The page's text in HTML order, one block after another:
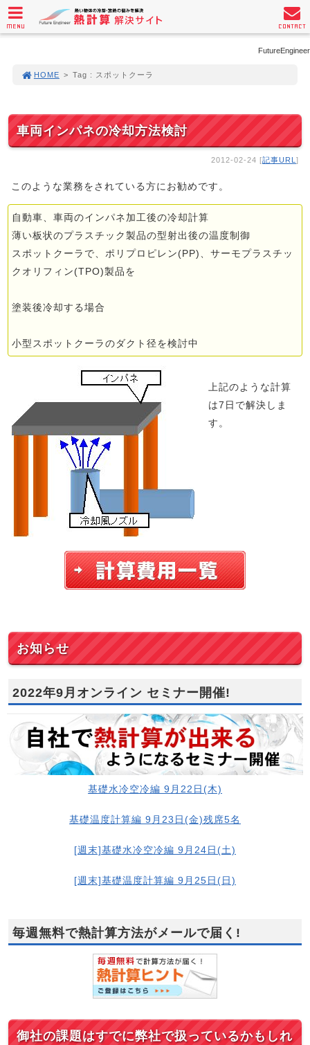
FutureEngineer
HOME > Tag : スポットクーラ
車両インパネの冷却方法検討
2012-02-24 [記事URL ]
このような業務をされている方にお勧めです。
自動車、車両のインパネ加工後の冷却計算
薄い板状のプラスチック製品の型射出後の温度制御
スポットクーラで、ポリプロピレン(PP)、サーモプラスチッ
クオリフィン(TPO)製品を
塗装後冷却する場合
小型スポットクーラのダクト径を検討中
上記のような計算
は7日で解決しま
す。
お知らせ
2022年9月オンライン セミナー開催!
基礎水冷空冷編 9月22日(木)
基礎温度計算編 9月23日(金)残席5名
[週末]基礎水冷空冷編 9月24日(土)
[週末]基礎温度計算編 9月25日(日)
毎週無料で熱計算方法がメールで届く!
御社の課題はすでに弊社で扱っているかもしれ
MENU CONTACT